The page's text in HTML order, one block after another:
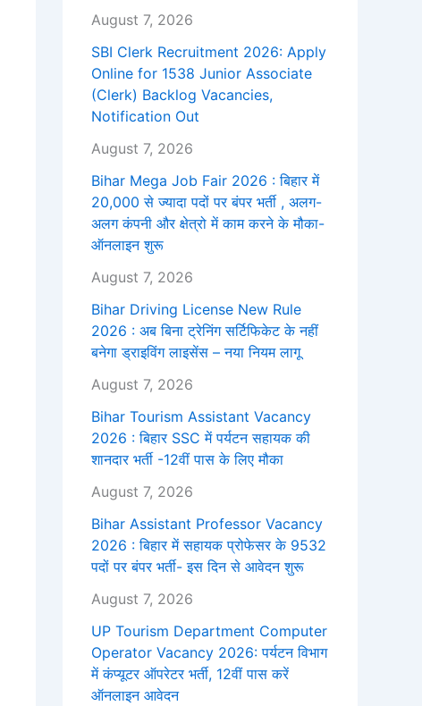
August 7, 2026
SBI Clerk Recruitment 2026: Apply
Online for 1538 Junior Associate
(Clerk) Backlog Vacancies,
Notification Out
August 7, 2026
Bihar Mega Job Fair 2026 : बिहार में
20,000 से ज्यादा पदों पर बंपर भर्ती , अलग-
अलग कंपनी और क्षेत्रो में काम करने के मौका-
ऑनलाइन शुरू
August 7, 2026
Bihar Driving License New Rule
2026 : अब बिना ट्रेनिंग सर्टिफिकेट के नहीं
बनेगा ड्राइविंग लाइसेंस – नया नियम लागू
August 7, 2026
Bihar Tourism Assistant Vacancy
2026 : बिहार SSC में पर्यटन सहायक की
शानदार भर्ती -12वीं पास के लिए मौका
August 7, 2026
Bihar Assistant Professor Vacancy
2026 : बिहार में सहायक प्रोफेसर के 9532
पदों पर बंपर भर्ती- इस दिन से आवेदन शुरू
August 7, 2026
UP Tourism Department Computer
Operator Vacancy 2026: पर्यटन विभाग
में कंप्यूटर ऑपरेटर भर्ती, 12वीं पास करें
ऑनलाइन आवेदन